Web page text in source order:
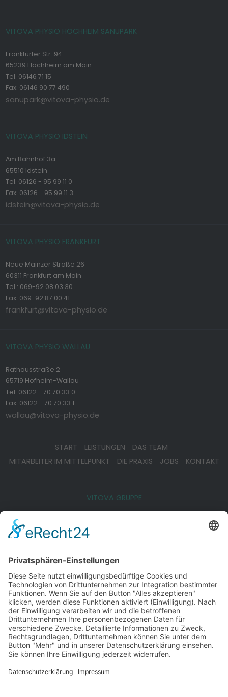
frankfurt@vitova-
sanupark@vitova-
physio.de
VITOVA PHYSIO HOCHHEIM SANUPARK
Frankfurter Str. 94
65239 Hochheim am Main
Tel. 06146 71 15
Fax: 06146 90 77 490
sanupark@vitova-physio.de
VITOVA PHYSIO IDSTEIN
Am Bahnhof 3a
65510 Idstein
Tel. 06126 - 95 99 11 0
Fax: 06126 - 95 99 11 3
idstein@vitova-physio.de
VITOVA PHYSIO FRANKFURT
Neue Mainzer Straße 26
60311 Frankfurt am Main
Tel.: 069-92 08 03 30
Fax: 069-92 87 00 41
frankfurt@vitova-physio.de
VITOVA PHYSIO WALLAU
Rathausstraße 2
65719 Hofheim-Wallau
Tel. 06122 - 70 70 33 0
Fax: 06122 - 70 70 33 1
wallau@vitova-physio.de
START LEISTUNGEN
DAS TEAM
MITARBEITER IM MITTELPUNKT
DIE PRAXIS JOBS KONTAKT
VITOVA GRUPPE
© 2026 Vitova Physio